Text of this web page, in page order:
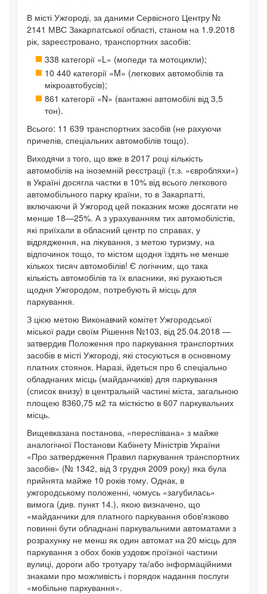
В місті Ужгороді, за даними Сервісного Центру №
2141 МВС Закарпатської області, станом на 1.9.2018
рік, зареєстровано, транспортних засобів:
338 категорії «L» (мопеди та мотоцикли);
10 440 категорії «M» (легкових автомобілів та
мікроавтобусів);
861 категорії «N» (вантажні автомобілі від 3,5
тон).
Всього: 11 639 транспортних засобів (не рахуючи
причепів, спеціальних автомобілів тощо).
Виходячи з того, що вже в 2017 році кількість
автомобілів на іноземній реєстрації (т.з. «євробляхи»)
в Україні досягла частки в 10% від всього легкового
автомобільного парку країни, то в Закарпатті,
включаючи й Ужгород цей показник може досягати не
менше 18—25%. А з урахуванням тих автомобілістів,
які приїхали в обласний центр по справах, у
відрядження, на лікування, з метою туризму, на
відпочинок тощо, то містом щодня їздять не менше
кількох тисяч автомобілів! Є логічним, що така
кількість автомобілів та їх власники, які рухаються
щодня Ужгородом, потребують й місць для
паркування.
З цією метою Виконавчий комітет Ужгородської
міської ради своїм Рішення №103, від 25.04.2018 —
затвердив Положення про паркування транспортних
засобів в місті Ужгороді, які стосуються в основному
платних стоянок. Наразі, йдеться про 6 спеціально
обладнаних місць (майданчиків) для паркування
(список внизу) в центральній частині міста, загальною
площею 8360,75 м2 та місткістю в 607 паркувальних
місць.
Вищевказана постанова, «переспівана» з майже
аналогічної Постанови Кабінету Міністрів України
«Про затвердження Правил паркування транспортних
засобів» (№ 1342, від 3 грудня 2009 року) яка була
прийнята майже 10 років тому. Однак, в
ужгородському положенні, чомусь «загубилась»
вимога (див. пункт 14.), якою визначено, що
«майданчики для платного паркування обов'язково
повинні бути обладнані паркувальними автоматами з
розрахунку не менш як один автомат на 20 місць для
паркування з обох боків уздовж проїзної частини
вулиці, дороги або тротуару та/або інформаційними
знаками про можливість і порядок надання послуги
«мобільне паркування».